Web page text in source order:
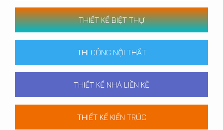
THIẾT KẾ BIỆT THỰ
THI CÔNG NỘI THẤT
THIẾT KẾ NHÀ LIỀN KỀ
THIẾT KẾ KIẾN TRÚC